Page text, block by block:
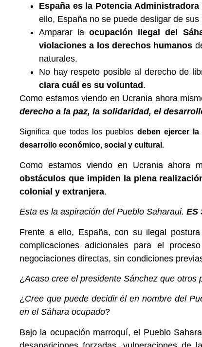
España es la Potencia Administradora
ello, España no se puede desligar de
Amparar laocupación ilegal del
violaciones a los derechos humanos
naturales.
No hay respeto posible al derecho de
clara cuál es su voluntad .
Como estamos viendo en Ucrania ahora
derecho a la paz, la solidaridad, el
Significa que todos los pueblos deben ejercer
desarrollo económico, social y cultural.
Como estamos viendo en Ucrania ahora
obstáculos que impiden la plena
colonial y extranjera.
Esta es la aspiración del Pueblo Saharaui. ES
Frente a ello, España, con su ilegal
complicaciones adicionales para el
negociaciones directas, sin condiciones
¿ Acaso cree el presidente Sánchez que otros
¿Cree que puede decidir él en nombre del
en el Sáhara ocupado?
Bajo la ocupación marroquí, el Pueblo